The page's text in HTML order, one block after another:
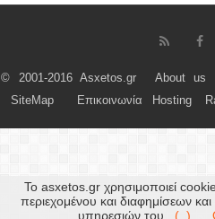
© 2001-2016 Asxetos.gr About us
SiteMap
Επικοινωνία Hosting
Το asxetos.gr χρησιμοποιεί
περιεχομένου και διαφημίσεων
υπηρεσιών του.
(..)